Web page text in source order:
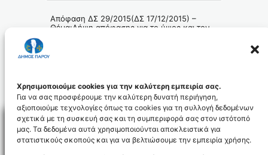
Χρησιμοποιούμε cookies για την καλύτερη εμπειρία σας.
Για να σας προσφέρουμε την καλύτερη δυνατή περιήγηση,
αξιοποιούμε τεχνολογίες όπως τα cookies για τη συλλογή δεδομένων
σχετικά με τη συσκευή σας και τη συμπεριφορά σας στον ιστότοπό
μας. Τα δεδομένα αυτά χρησιμοποιούνται αποκλειστικά για
στατιστικούς σκοπούς και για να βελτιώσουμε την εμπειρία χρήσης.
Απόφαση ΔΣ 29/2015(ΔΣ 17/12/2015) –
Θέμα:Λήψη απόφασης για το ύψος και τον
378_id4444